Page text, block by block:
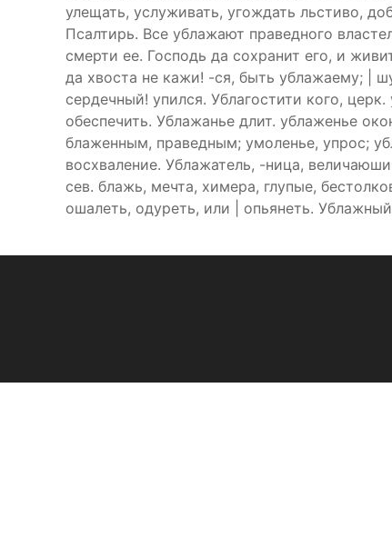
улещать, услуживать, угождать льстиво,
Псалтирь. Все ублажают праведного
смерти ее. Господь да сохранит его, и
да хвоста не кажи! -ся, быть ублажаему; |
сердечный! упился. Ублагостити кого,
обеспечить. Ублажанье длит. ублаженье
блаженным, праведным; умоленье, упрос;
восхваление. Ублажатель, -ница,
сев. блажь, мечта, химера, глупые,
ошалеть, одуреть, или | опьянеть.